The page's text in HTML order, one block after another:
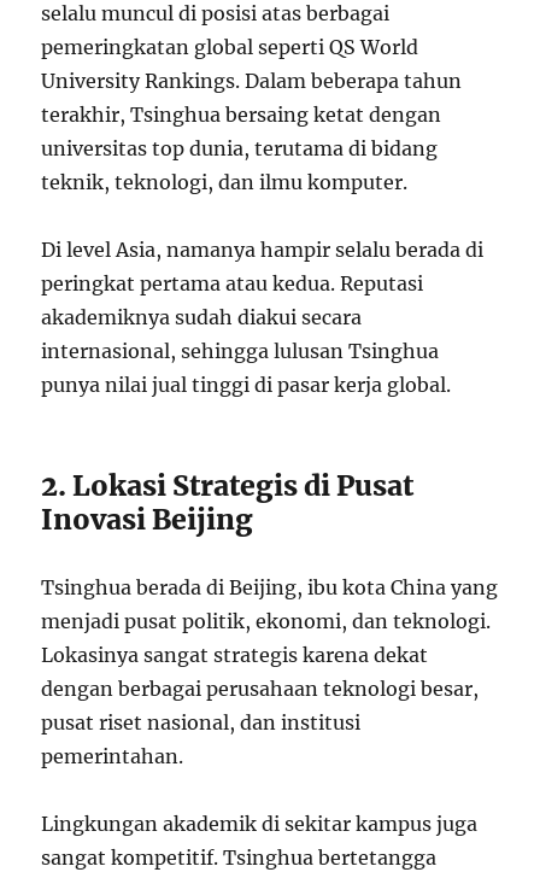
selalu muncul di posisi atas berbagai
pemeringkatan global seperti QS World
University Rankings. Dalam beberapa tahun
terakhir, Tsinghua bersaing ketat dengan
universitas top dunia, terutama di bidang
teknik, teknologi, dan ilmu komputer.
Di level Asia, namanya hampir selalu berada di
peringkat pertama atau kedua. Reputasi
akademiknya sudah diakui secara
internasional, sehingga lulusan Tsinghua
punya nilai jual tinggi di pasar kerja global.
2. Lokasi Strategis di Pusat
Inovasi Beijing
Tsinghua berada di Beijing, ibu kota China yang
menjadi pusat politik, ekonomi, dan teknologi.
Lokasinya sangat strategis karena dekat
dengan berbagai perusahaan teknologi besar,
pusat riset nasional, dan institusi
pemerintahan.
Lingkungan akademik di sekitar kampus juga
sangat kompetitif. Tsinghua bertetangga